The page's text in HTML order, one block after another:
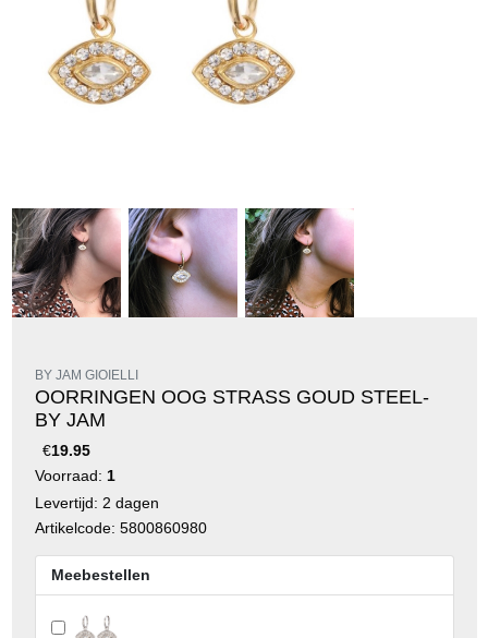
BY JAM GIOIELLI
OORRINGEN OOG STRASS GOUD STEEL-
BY JAM
€19.95
Voorraad: 1
Levertijd: 2 dagen
Artikelcode: 5800860980
Meebestellen